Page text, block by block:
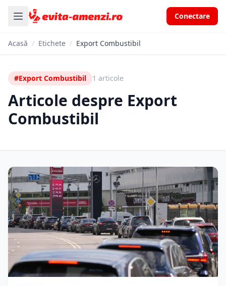
Conectare
Acasă / Etichete / Export Combustibil
#Export Combustibil 1 articole
Articole despre Export
Combustibil